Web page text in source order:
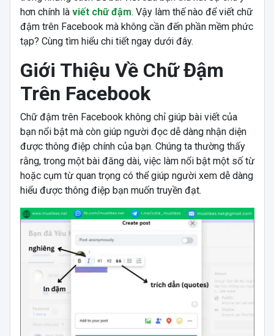
hơn chính là viết chữ đậm. Vậy làm thế nào để viết chữ
đậm trên Facebook mà không cần đến phần mềm phức
tạp? Cùng tìm hiểu chi tiết ngay dưới đây.
Giới Thiệu Về Chữ Đậm
Trên Facebook
Chữ đậm trên Facebook không chỉ giúp bài viết của
bạn nổi bật mà còn giúp người đọc dễ dàng nhận diện
được thông điệp chính của bạn. Chúng ta thường thấy
rằng, trong một bài đăng dài, việc làm nổi bật một số từ
hoặc cụm từ quan trọng có thể giúp người xem dễ dàng
hiểu được thông điệp bạn muốn truyền đạt.